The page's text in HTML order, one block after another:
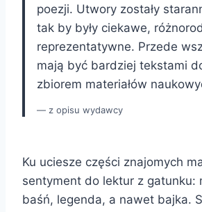
poezji. Utwory zostały
tak by były ciekawe,
reprezentatywne. Przede
mają być bardziej tekstami
zbiorem materiałów
z opisu wydawcy
Ku uciesze części znajomych
sentyment do lektur z gatunku:
baśń, legenda, a nawet bajka.